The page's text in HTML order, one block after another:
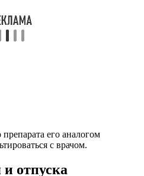
его аналогом
с врачом.
отпуска